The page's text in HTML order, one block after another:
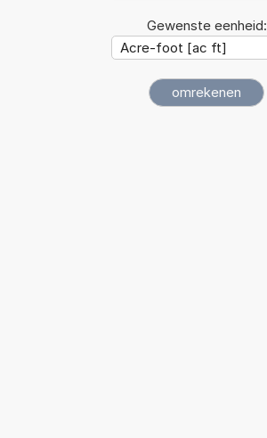
Gewenste eenheid: